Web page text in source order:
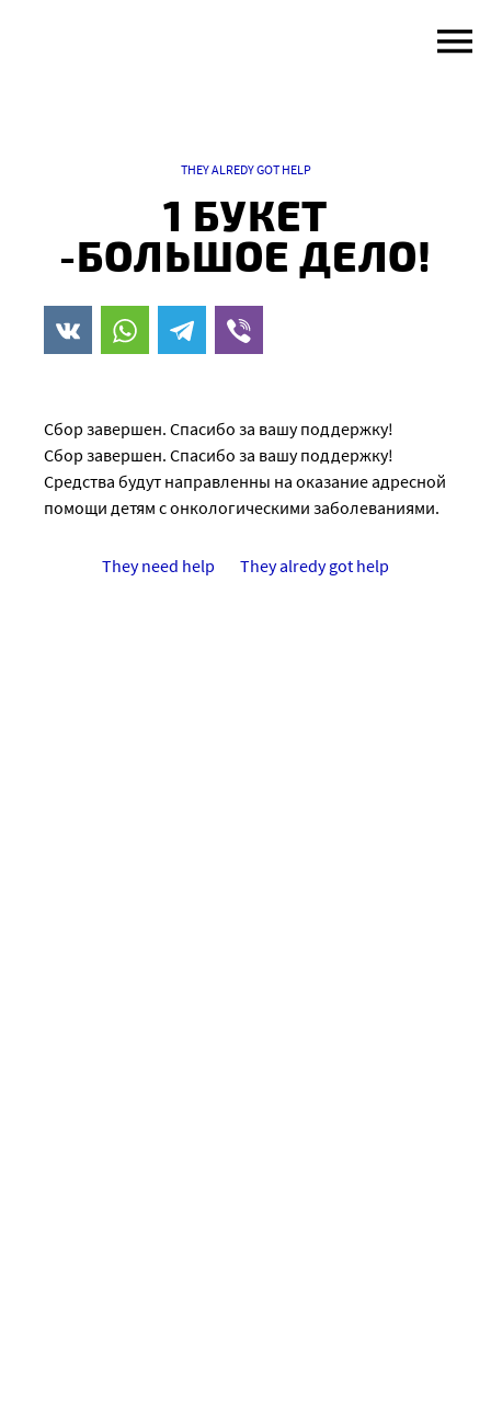
THEY ALREDY GOT HELP
1 БУКЕТ
-БОЛЬШОЕ ДЕЛО!
Сбор завершен. Спасибо за вашу поддержку!
Сбор завершен. Спасибо за вашу поддержку!
Средства будут направленны на оказание адресной
помощи детям с онкологическими заболеваниями.
They need help They alredy got help